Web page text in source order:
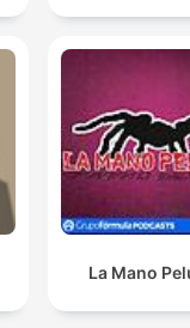
La Mano